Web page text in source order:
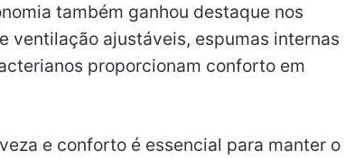
também ganhou destaque nos
ventilação ajustáveis, espumas internas
proporcionam conforto em
e conforto é essencial para manter o